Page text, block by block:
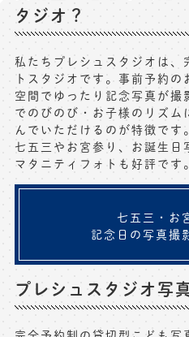
家族写真･記念
ペット写真
マタニティフォ
初節句記念写
フレンド記念
フォトウェデ
よくある
写真商品
お祝いギフト
キャンペーン･限
料金シミュレ
タジオ？
私たちプレシュスタジオは、
トスタジオです。事前予約
空間でゆったり記念写真が撮
でのびのび・お子様のリズム
んでいただけるのが特徴です。
七五三やお宮参り、お誕生日
マタニティフォト も好評です。
七五三・お
記念日の写真撮
プレシュスタジオ写